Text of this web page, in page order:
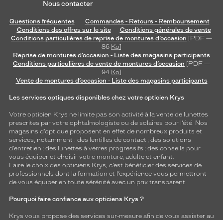
Nous contacter
Questions fréquentes
Commandes - Retours - Remboursement
Conditions des offres sur le site
Conditions générales de vente
Conditions particulières de reprise de montures d’occasion [PDF —
86 Ko]
Reprise de montures d’occasion - Liste des magasins participants
Conditions particulières de vente de montures d’occasion [PDF —
94 Ko]
Vente de montures d’occasion - Liste des magasins participants
Les services optiques disponibles chez votre opticien Krys
Votre opticien Krys ne limite pas son activité à la vente de lunettes
prescrites par votre ophtalmologiste ou de solaires pour l’été. Nos
magasins d’optique proposent en effet de nombreux produits et
services, notamment : des lentilles de contact ; des solutions
d’entretien ; des lunettes à verres progressifs ; des conseils pour
vous équiper et choisir votre monture, adulte et enfant.
Faire le choix des opticiens Krys, c’est bénéficier des services de
professionnels dont la formation et l’expérience vous permettront
de vous équiper en toute sérénité avec un prix transparent.
Pourquoi faire confiance aux opticiens Krys ?
Krys vous propose des services sur-mesure afin de vous assister au